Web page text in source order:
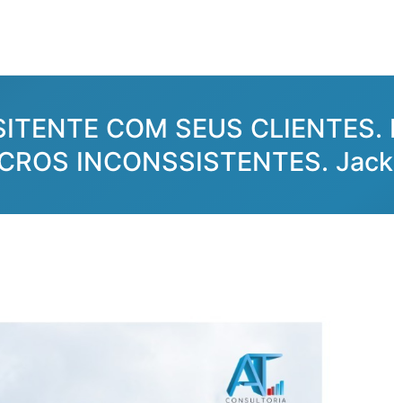
COM SEUS CLIENTES.
INCONSSISTENTES.